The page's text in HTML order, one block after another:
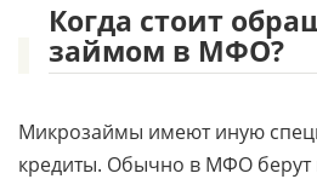
Когда стоит
займом в МФО?
Микрозаймы имеют иную
кредиты. Обычно в МФО берут